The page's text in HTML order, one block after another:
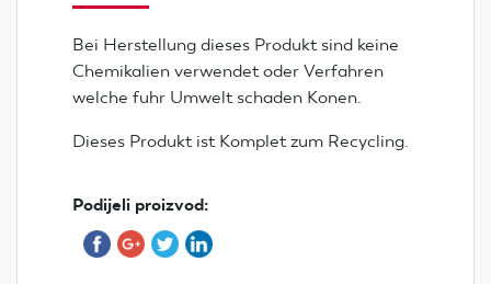
Bei Herstellung dieses Produkt sind keine
Chemikalien verwendet oder Verfahren
welche fuhr Umwelt schaden Konen.
Dieses Produkt ist Komplet zum Recycling.
Podijeli proizvod: